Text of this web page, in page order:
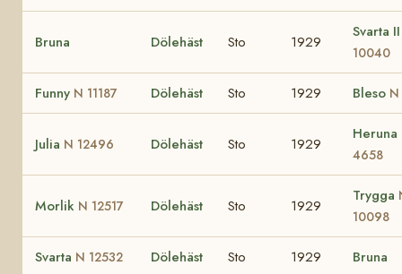
Bruna Dölehäst Sto 1929
Svarta
10040
Funny N 11187 Dölehäst Sto 1929 Bleso
Julia N 12496 Dölehäst Sto 1929
Heruna
4658
Morlik N 12517 Dölehäst Sto 1929
Trygga
10098
Svarta N 12532 Dölehäst Sto 1929 Bruna